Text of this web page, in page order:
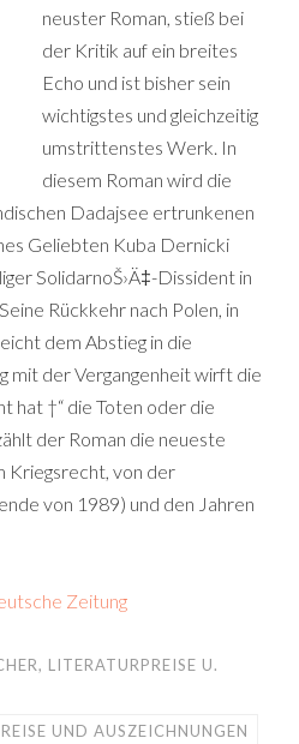
neuster Roman, stieß bei
der Kritik auf ein breites
Echo und ist bisher sein
wichtigstes und gleichzeitig
umstrittenstes Werk. In
diesem Roman wird die
Dadajsee ertrunkenen
Geliebten Kuba Dernicki
SolidarnoŠ›Ä‡-Dissident in
Rückkehr nach Polen, in
dem Abstieg in die
mit der Vergangenheit wirft die
hat †“ die Toten oder die
der Roman die neueste
Kriegsrecht, von der
von 1989) und den Jahren
Zeitung
, LITERATURPREISE U.
UND AUSZEICHNUNGEN